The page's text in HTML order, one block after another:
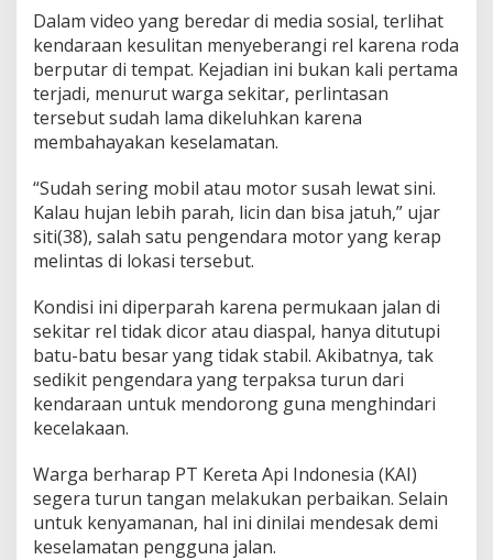
u
g
e
u
l
i
s
Dalam video yang beredar di media sosial, terlihat
kendaraan kesulitan menyeberangi rel karena roda
berputar di tempat. Kejadian ini bukan kali pertama
terjadi, menurut warga sekitar, perlintasan
tersebut sudah lama dikeluhkan karena
membahayakan keselamatan.
“Sudah sering mobil atau motor susah lewat sini.
Kalau hujan lebih parah, licin dan bisa jatuh,” ujar
siti(38), salah satu pengendara motor yang kerap
melintas di lokasi tersebut.
Kondisi ini diperparah karena permukaan jalan di
sekitar rel tidak dicor atau diaspal, hanya ditutupi
batu-batu besar yang tidak stabil. Akibatnya, tak
sedikit pengendara yang terpaksa turun dari
kendaraan untuk mendorong guna menghindari
kecelakaan.
Warga berharap PT Kereta Api Indonesia (KAI)
segera turun tangan melakukan perbaikan. Selain
untuk kenyamanan, hal ini dinilai mendesak demi
keselamatan pengguna jalan.